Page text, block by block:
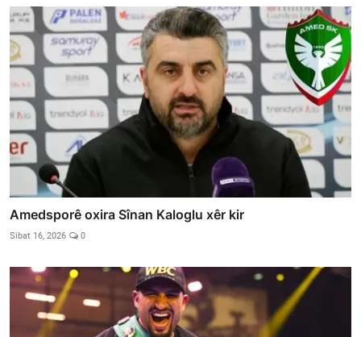
Amedsporê oxira Sînan Kaloglu xêr kir
Sibat 16, 2026 0